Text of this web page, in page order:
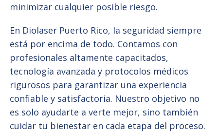
minimizar cualquier posible riesgo.
En Diolaser Puerto Rico, la seguridad siempre
está por encima de todo. Contamos con
profesionales altamente capacitados,
tecnología avanzada y protocolos médicos
rigurosos para garantizar una experiencia
confiable y satisfactoria. Nuestro objetivo no
es solo ayudarte a verte mejor, sino también
cuidar tu bienestar en cada etapa del proceso.